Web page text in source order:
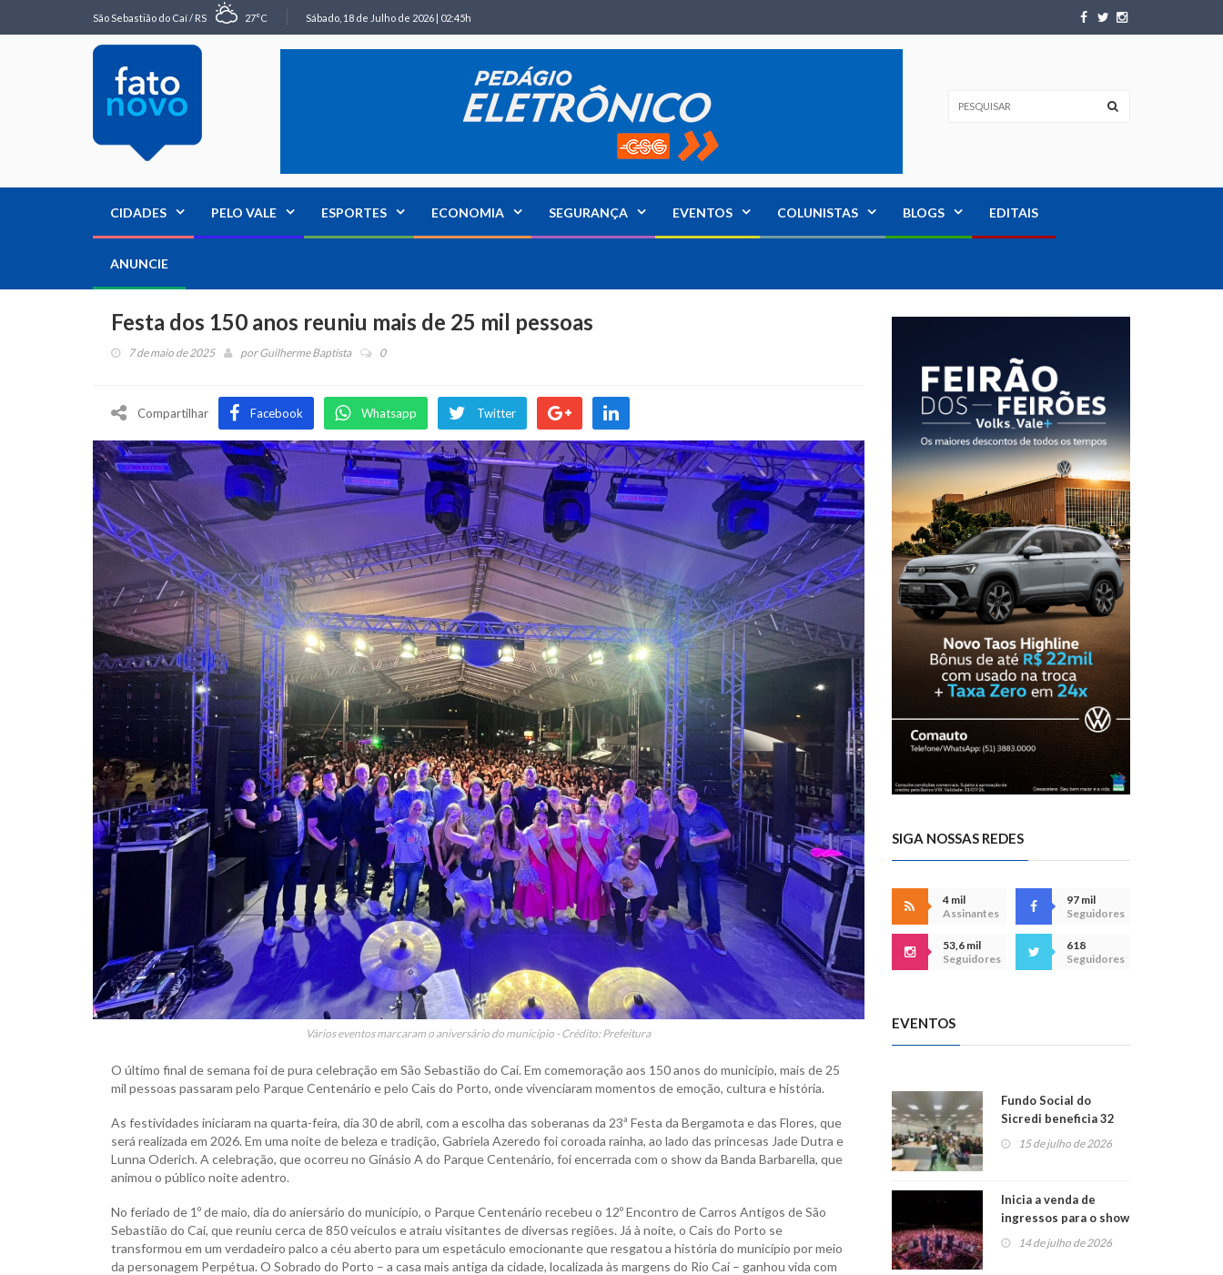
São Sebastião do Caí / RS 27°C Sábado, 18 de Julho de 2026 | 02:45h
CIDADES PELO VALE ESPORTES ECONOMIA SEGURANÇA EVENTOS COLUNISTAS BLOGS EDITAIS
ANUNCIE
Festa dos 150 anos reuniu mais de 25 mil pessoas
7 de maio de 2025 porGuilherme Baptista 0
Compartilhar Facebook Whatsapp Twitter
Vários eventos marcaram o aniversário do município - Crédito: Prefeitura
O último final de semana foi de pura celebração em São Sebastião do Caí. Em comemoração aos 150 anos do município, mais de 25
mil pessoas passaram pelo Parque Centenário e pelo Cais do Porto, onde vivenciaram momentos de emoção, cultura e história.
As festividades iniciaram na quarta-feira, dia 30 de abril, com a escolha das soberanas da 23ª Festa da Bergamota e das Flores, que
será realizada em 2026. Em uma noite de beleza e tradição, Gabriela Azeredo foi coroada rainha, ao lado das princesas Jade Dutra e
Lunna Oderich. A celebração, que ocorreu no Ginásio A do Parque Centenário, foi encerrada com o show da Banda Barbarella, que
animou o público noite adentro.
No feriado de 1º de maio, dia do aniersário do município, o Parque Centenário recebeu o 12º Encontro de Carros Antigos de São
Sebastião do Caí, que reuniu cerca de 850 veículos e atraiu visitantes de diversas regiões. Já à noite, o Cais do Porto se
transformou em um verdadeiro palco a céu aberto para um espetáculo emocionante que resgatou a história do município por meio
da personagem Perpétua. O Sobrado do Porto – a casa mais antiga da cidade, localizada às margens do Rio Caí – ganhou vida com
SIGA NOSSAS REDES
4 mil
Assinantes
97 mil
Seguidores
53,6 mil
Seguidores
618
Seguidores
EVENTOS
Fundo Social do
Sicredi beneficia 32
projetos em
15 de julho de 2026
Inicia a venda de
ingressos para o show
do Jota Quest nos 45
anos da Sicredi Ouro
14 de julho de 2026